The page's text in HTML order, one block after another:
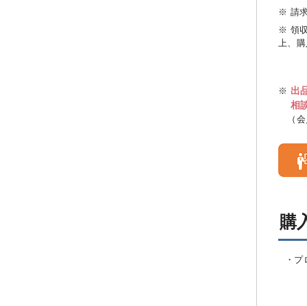
※ 請
※ 領
上、
※ 出
相
（会
購
・